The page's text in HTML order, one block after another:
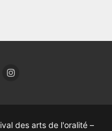
des arts de l'oralité –